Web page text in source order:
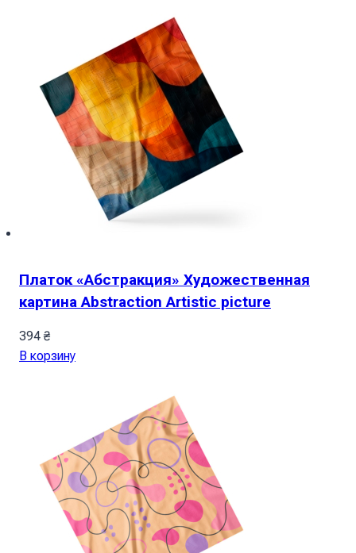
Платок «Абстракция» Художественная
картина Abstraction Artistic picture
394 ₴
В корзину